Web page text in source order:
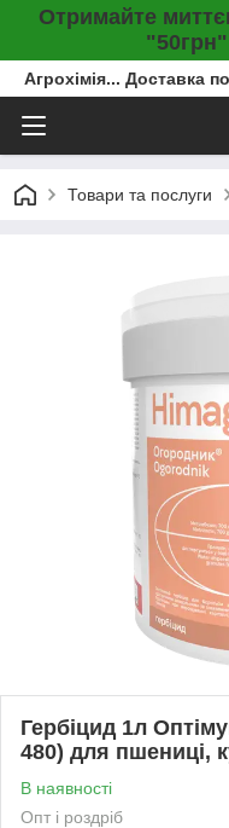
Отримайте
Агрохімія... Доставка
Товари та послуги
Гербіцид 1л
480) для пшениці,
В наявності
Опт і роздріб